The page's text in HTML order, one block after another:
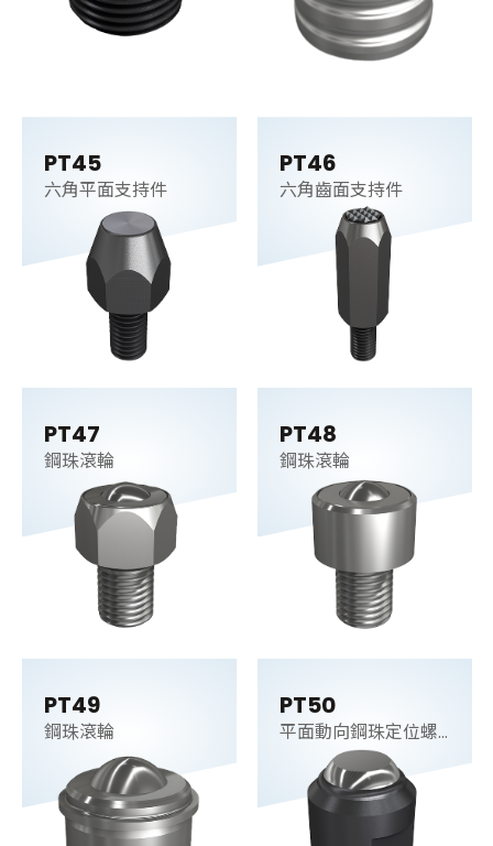
PT45
六角平面支持件
PT46
六角齒面支持件
PT47
鋼珠滾輪
PT48
鋼珠滾輪
PT49
鋼珠滾輪
PT50
平面動向鋼珠定位螺